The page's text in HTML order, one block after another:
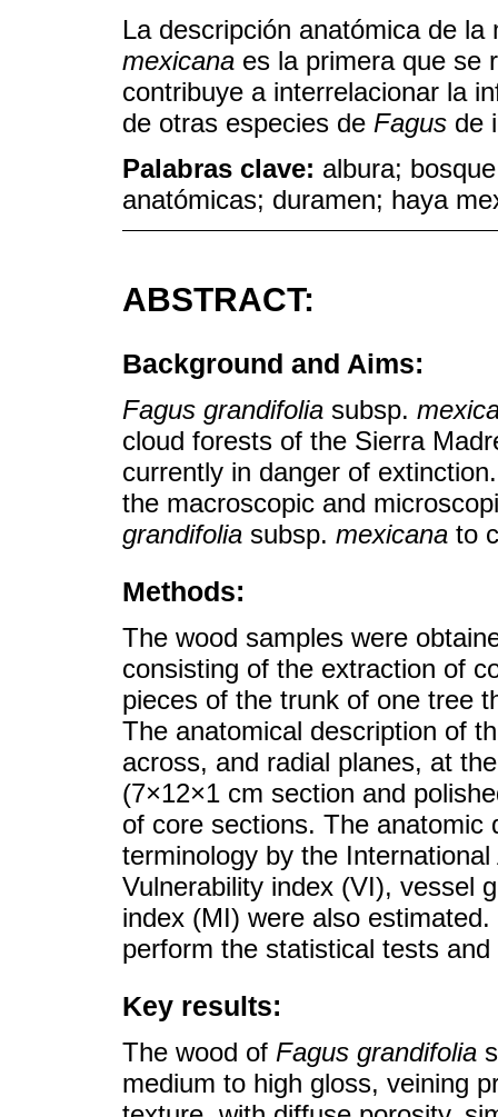
La descripción anatómica de
mexicana es la primera que se
contribuye a interrelacionar la
de otras especies de Fagus de
Palabras clave: albura;
anatómicas; duramen; haya
ABSTRACT:
Background and Aims:
Fagus grandifolia subsp.
cloud forests of the Sierra
currently in danger of
the macroscopic and
grandifolia subsp. mexicana to
Methods:
The wood samples were
consisting of the extraction of
pieces of the trunk of one tree
The anatomical description of
across, and radial planes, at
(7×12×1 cm section and
of core sections. The anatomic
terminology by the
Vulnerability index (VI), vessel
index (MI) were also
perform the statistical tests
Key results:
The wood of Fagus grandifolia
medium to high gloss, veining